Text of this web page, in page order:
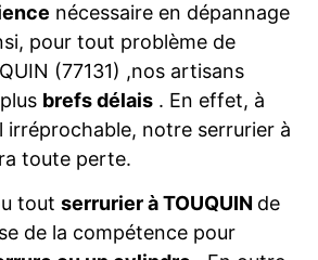
nécessaire en dépannage
pour tout problème de
(77131) ,nos artisans
brefs délais . En effet, à
irréprochable, notre serrurier à
toute perte.
tout serrurier à TOUQUIN de
de la compétence pour